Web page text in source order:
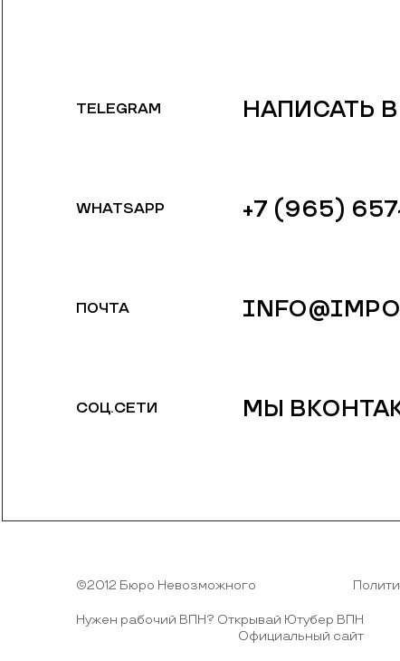
TELEGRAM
WHATSAPP
ПОЧТА
СОЦ.СЕТИ
НАПИСАТЬ В
+7 (965)
МЫ
©2012 Бюро Невозможного
Нужен рабочий ВПН? Открывай Ютубер ВПН
Официальный сайт